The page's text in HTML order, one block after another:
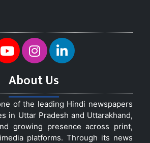
About Us
of the leading Hindi newspapers
in Uttar Pradesh and Uttarakhand,
growing presence across print,
platforms. Through its news